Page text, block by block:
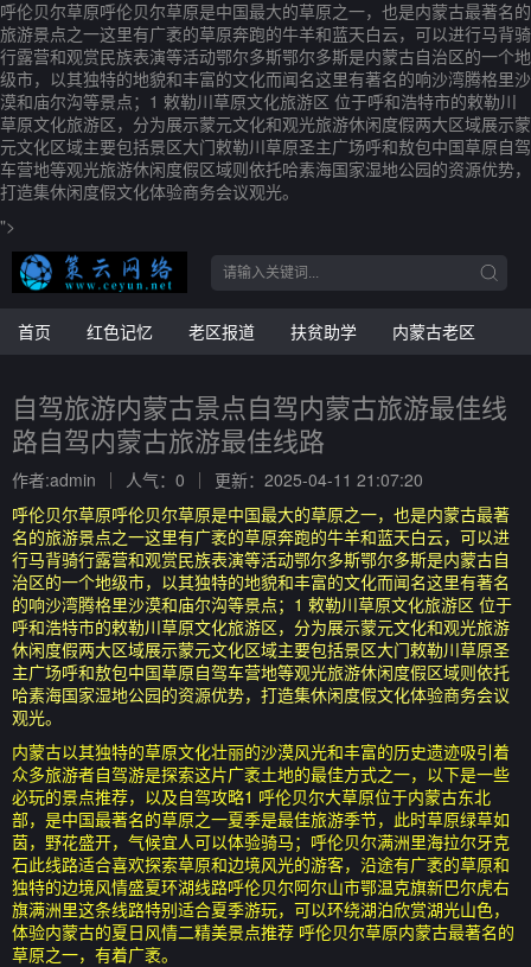
呼伦贝尔草原呼伦贝尔草原是中国最大的草原之一，也是内蒙古最著名的
旅游景点之一这里有广袤的草原奔跑的牛羊和蓝天白云，可以进行马背骑
行露营和观赏民族表演等活动鄂尔多斯鄂尔多斯是内蒙古自治区的一个地
级市，以其独特的地貌和丰富的文化而闻名这里有著名的响沙湾腾格里沙
漠和庙尔沟等景点；1 敕勒川草原文化旅游区 位于呼和浩特市的敕勒川
草原文化旅游区，分为展示蒙元文化和观光旅游休闲度假两大区域展示蒙
元文化区域主要包括景区大门敕勒川草原圣主广场呼和敖包中国草原自驾
车营地等观光旅游休闲度假区域则依托哈素海国家湿地公园的资源优势，
打造集休闲度假文化体验商务会议观光。
">
首页 红色记忆 老区报道 扶贫助学 内蒙古老区
自驾旅游内蒙古景点自驾内蒙古旅游最佳线
路自驾内蒙古旅游最佳线路
作者:admin 人气：0
更新：2025-04-11 21:07:20
呼伦贝尔草原呼伦贝尔草原是中国最大的草原之一，也是内蒙古最著
名的旅游景点之一这里有广袤的草原奔跑的牛羊和蓝天白云，可以进
行马背骑行露营和观赏民族表演等活动鄂尔多斯鄂尔多斯是内蒙古自
治区的一个地级市，以其独特的地貌和丰富的文化而闻名这里有著名
的响沙湾腾格里沙漠和庙尔沟等景点；1 敕勒川草原文化旅游区 位于
呼和浩特市的敕勒川草原文化旅游区，分为展示蒙元文化和观光旅游
休闲度假两大区域展示蒙元文化区域主要包括景区大门敕勒川草原圣
主广场呼和敖包中国草原自驾车营地等观光旅游休闲度假区域则依托
哈素海国家湿地公园的资源优势，打造集休闲度假文化体验商务会议
观光。
内蒙古以其独特的草原文化壮丽的沙漠风光和丰富的历史遗迹吸引着
众多旅游者自驾游是探索这片广袤土地的最佳方式之一，以下是一些
必玩的景点推荐，以及自驾攻略1 呼伦贝尔大草原位于内蒙古东北
部，是中国最著名的草原之一夏季是最佳旅游季节，此时草原绿草如
茵，野花盛开，气候宜人可以体验骑马；呼伦贝尔满洲里海拉尔牙克
石此线路适合喜欢探索草原和边境风光的游客，沿途有广袤的草原和
独特的边境风情盛夏环湖线路呼伦贝尔阿尔山市鄂温克旗新巴尔虎右
旗满洲里这条线路特别适合夏季游玩，可以环绕湖泊欣赏湖光山色，
体验内蒙古的夏日风情二精美景点推荐 呼伦贝尔草原内蒙古最著名的
草原之一，有着广袤。